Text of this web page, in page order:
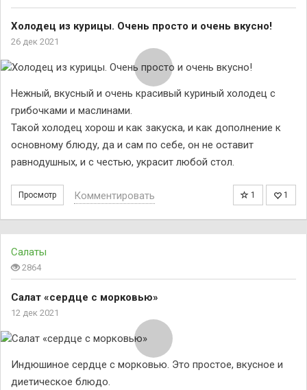
Холодец из курицы. Очень просто и очень вкусно!
26 дек 2021
Нежный, вкусный и очень красивый куриный холодец с
грибочками и маслинами.
Такой холодец хорош и как закуска, и как дополнение к
основному блюду, да и сам по себе, он не оставит
равнодушных, и с честью, украсит любой стол.
Просмотр 1 1
Комментировать
Салаты
2864
Салат «сердце с морковью»
12 дек 2021
Индюшиное сердце с морковью. Это простое, вкусное и
диетическое блюдо.